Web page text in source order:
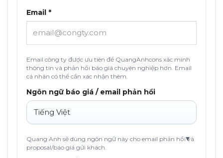
Email *
Email công ty được ưu tiên để QuangAnhcons xác minh
thông tin và phản hồi báo giá chuyên nghiệp hơn. Email
cá nhân có thể cần xác nhận thêm.
Ngôn ngữ báo giá / email phản hồi
Quang Anh sẽ dùng ngôn ngữ này cho email phản hồi và
proposal/báo giá gửi khách.